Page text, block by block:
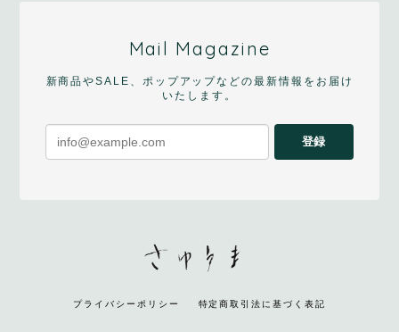
Mail Magazine
新商品やSALE、ポップアップなどの最新情報をお届け
いたします。
登録
プライバシーポリシー 特定商取引法に基づく表記